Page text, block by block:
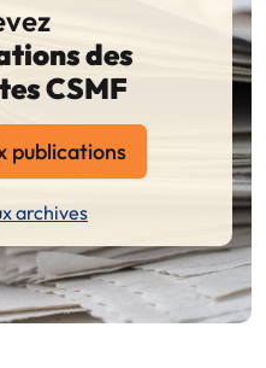
des
CSMF
publications
archives